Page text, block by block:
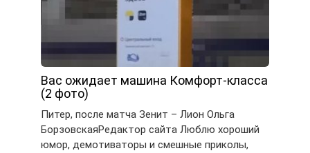
Вас ожидает машина Комфорт-класса
(2 фото)
Питер, после матча Зенит – Лион Ольга
БорзовскаяРедактор сайта Люблю хороший
юмор, демотиваторы и смешные приколы,